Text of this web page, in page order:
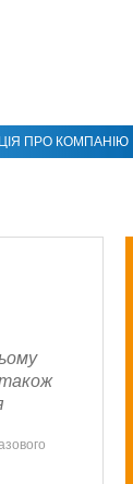
ПРО КОМПАНІЮ
також